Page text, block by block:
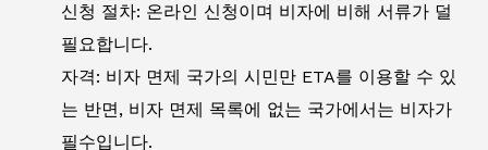
신청 절차: 온라인 신청이며 비자에 비해 서류가 덜
필요합니다.
자격: 비자 면제 국가의 시민만 ETA를 이용할 수 있
는 반면, 비자 면제 목록에 없는 국가에서는 비자가
필수입니다.